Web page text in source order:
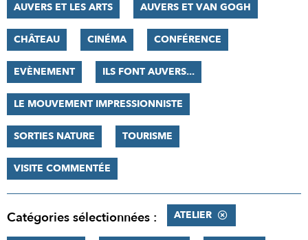
AUVERS ET LES ARTS AUVERS ET VAN GOGH
CHÂTEAU CINÉMA CONFÉRENCE
EVÈNEMENT ILS FONT AUVERS...
LE MOUVEMENT IMPRESSIONNISTE
SORTIES NATURE TOURISME
VISITE COMMENTÉE
Catégories sélectionnées : ATELIER